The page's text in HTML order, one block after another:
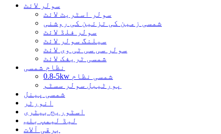
سولر لائٹ
سولر اسٹریٹ لائٹ
شمسی زمین کی تزئین کی روشنی
سولر فلڈ لائٹ
سیلنگ سولر لائٹ
سولر سی سی ٹی وی لائٹ
شمسی ٹریفک لائٹ
نظام شمسی
0.8-5kw شمسی نظام
پورٹیبل سولر سسٹم
شمسی پینل
انورٹر
اسٹوریج بیٹری
لیڈ لیمپ بلب
برقی آلات